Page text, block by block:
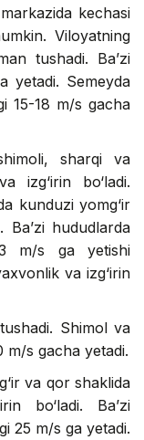
kechasi
Viloyatning
tushadi. Ba’zi
yetadi. Semeyda
15-18 m/s gacha
sharqi va
izg‘irin bo‘ladi.
kunduzi yomg‘ir
Ba’zi hududlarda
m/s ga yetishi
va izg‘irin
Shimol va
m/s gacha yetadi.
va qor shaklida
bo‘ladi. Ba’zi
25 m/s ga yetadi.